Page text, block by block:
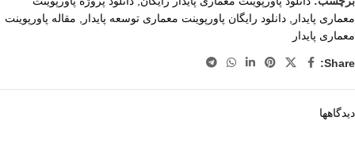
معماری پایدار
دانلود رایگان پاورپوینت معماری توسعه پایدار
مقاله پاورپوینت
معماری پایدار
Share:
دیدگاهها